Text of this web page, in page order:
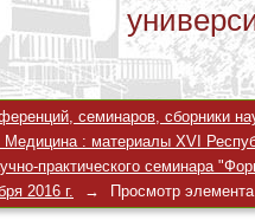
в
семинаров, сборники
: материалы XVI
практического семинара
2016 г.
→ Просмотр элемента